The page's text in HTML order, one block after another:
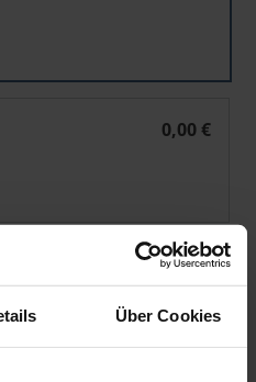
Über Cookies
0,00 €
von der Lieferadresse
variieren.